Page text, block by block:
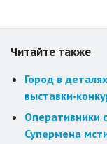
Читайте также
Город в
Оперативники
Супермена